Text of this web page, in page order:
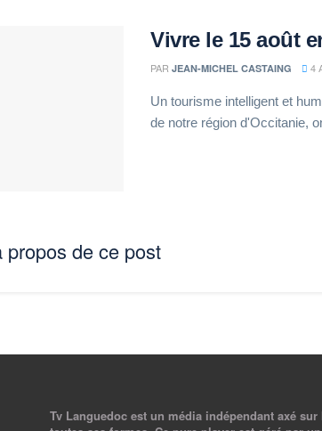
Vivre le 15 août
PAR JEAN-MICHEL CASTAING 4
Un tourisme intelligent et
de notre région d'Occitanie,
propos de ce post
Tv Languedoc est un média indépendant axé